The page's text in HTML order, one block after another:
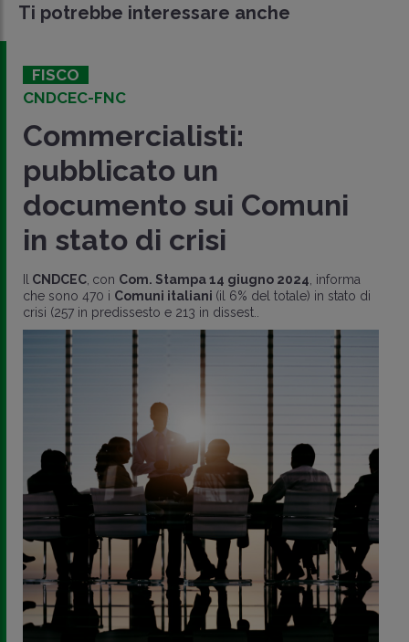
Ti potrebbe interessare anche
FISCO
CNDCEC-FNC
Commercialisti:
pubblicato un
documento sui Comuni
in stato di crisi
CNDCEC con Com. Stampa 14 giugno 2024 , informa
che sono 470 i Comuni italiani (il 6% del totale) in stato di
crisi (257 in predissesto e 213 in dissest..